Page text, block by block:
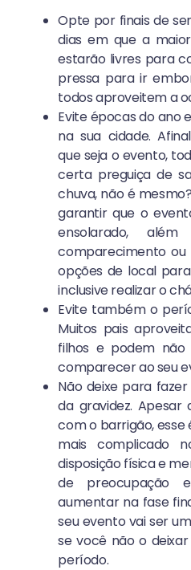
Opte por finais de
dias em que a
estarão livres para
pressa para ir
todos aproveitem a
Evite épocas do ano
na sua cidade.
que seja o evento,
certa preguiça de
chuva, não é
garantir que o
ensolarado,
comparecimento
opções de local
inclusive realizar o
Evite também o
Muitos pais
filhos e podem não
comparecer ao seu
Não deixe para
da gravidez.
com o barrigão,
mais complicado
disposição física e
de preocupação
aumentar na fase
seu evento vai ser
se você não o
período.